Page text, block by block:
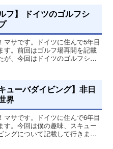
からもう2年。...
ルフ】 ドイツのゴルフシ
マサです。ドイツに住んで5年目
す。前回はゴルフ場再開を記載
が、今回はドイツのゴルフショ
ハなどはあまりお...
ューバダイビング】非日
界
マサです。ドイツに住んで6年目
す。今回は僕の趣味、スキュー
ングについて記載して行きま